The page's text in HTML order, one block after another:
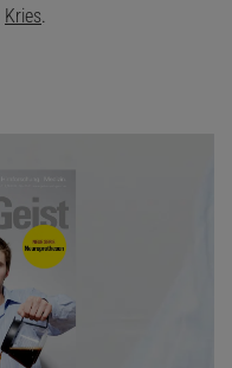
Kries.